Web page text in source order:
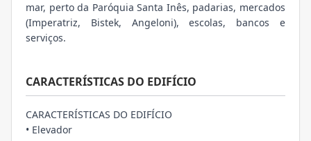
mar, perto da Paróquia Santa Inês, padarias, mercados
(Imperatriz, Bistek, Angeloni), escolas, bancos e
serviços.
CARACTERÍSTICAS DO EDIFÍCIO
CARACTERÍSTICAS DO EDIFÍCIO
• Elevador